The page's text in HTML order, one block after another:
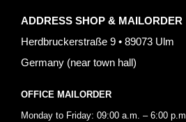
ADDRESS SHOP & MAILORDER
Herdbruckerstraße 9 • 89073 Ulm
Germany (near town hall)
OFFICE MAILORDER
Monday to Friday: 09:00 a.m. – 6:00 p.m